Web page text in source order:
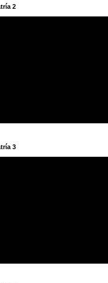
2
3